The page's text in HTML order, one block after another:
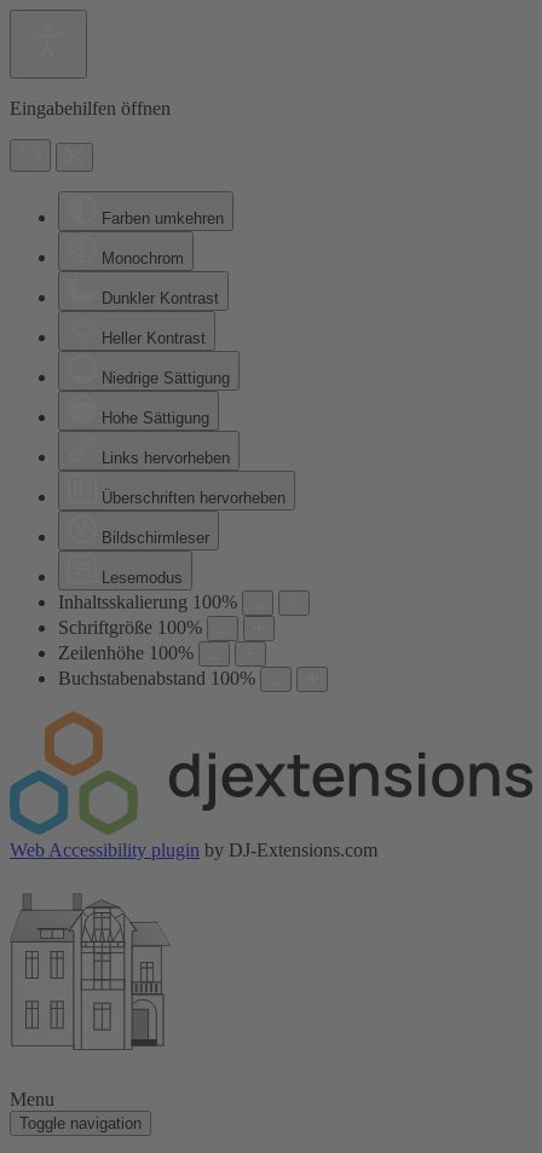
Eingabehilfen öffnen
Farben umkehren
Monochrom
Dunkler Kontrast
Heller Kontrast
Niedrige Sättigung
Hohe Sättigung
Links hervorheben
Überschriften hervorheben
Bildschirmleser
Lesemodus
Inhaltsskalierung 100%
Schriftgröße 100%
Zeilenhöhe 100%
Buchstabenabstand 100%
Web Accessibility plugin by DJ-Extensions.com
Menu
Toggle navigation